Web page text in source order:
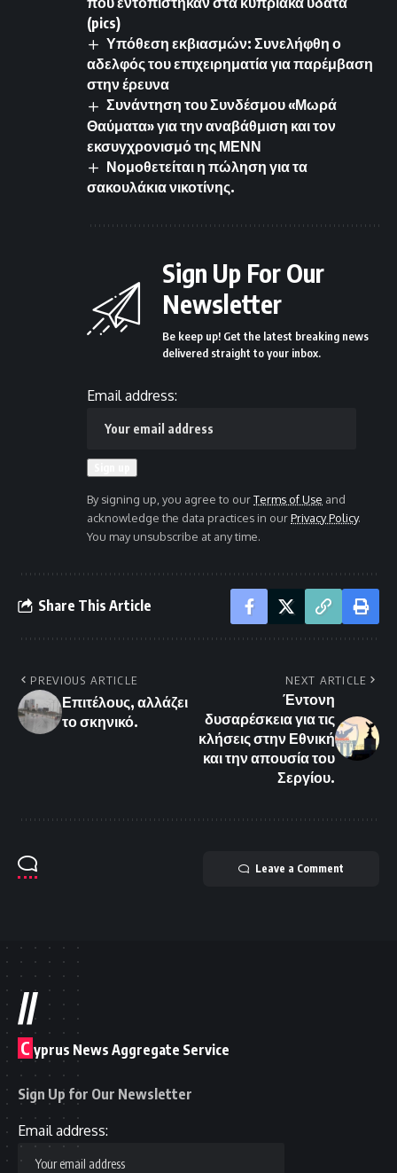
(pics)
Υπόθεση εκβιασμών: Συνελήφθη ο
αδελφός του επιχειρηματία για παρέμβαση
στην έρευνα
Συνάντηση του Συνδέσμου «Μωρά
Θαύματα» για την αναβάθμιση και τον
εκσυγχρονισμό της ΜΕΝΝ
Νομοθετείται η πώληση για τα
σακουλάκια νικοτίνης.
Sign Up For Our
Newsletter
Be keep up! Get the latest breaking news
delivered straight to your inbox.
Email address:
By signing up, you agree to ourTerms of Use and
acknowledge the data practices in ourPrivacy Policy.
You may unsubscribe at any time.
Share This Article
PREVIOUS ARTICLE
Επιτέλους, αλλάζει
το σκηνικό.
NEXT ARTICLE
Έντονη
δυσαρέσκεια για τις
κλήσεις στην Εθνική
και την απουσία του
Σεργίου.
Leave a Comment
//
C yprus News Aggregate Service
Sign Up for Our Newsletter
Email address: